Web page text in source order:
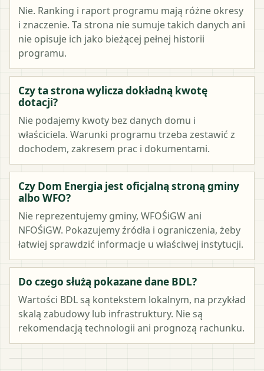
Nie. Ranking i raport programu mają różne okresy
i znaczenie. Ta strona nie sumuje takich danych ani
nie opisuje ich jako bieżącej pełnej historii
programu.
Czy ta strona wylicza dokładną kwotę
dotacji?
Nie podajemy kwoty bez danych domu i
właściciela. Warunki programu trzeba zestawić z
dochodem, zakresem prac i dokumentami.
Czy Dom Energia jest oficjalną stroną gminy
albo WFO?
Nie reprezentujemy gminy, WFOŚiGW ani
NFOŚiGW. Pokazujemy źródła i ograniczenia, żeby
łatwiej sprawdzić informacje u właściwej instytucji.
Do czego służą pokazane dane BDL?
Wartości BDL są kontekstem lokalnym, na przykład
skalą zabudowy lub infrastruktury. Nie są
rekomendacją technologii ani prognozą rachunku.